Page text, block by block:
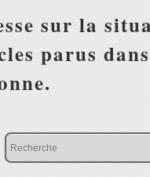
sur la
parus